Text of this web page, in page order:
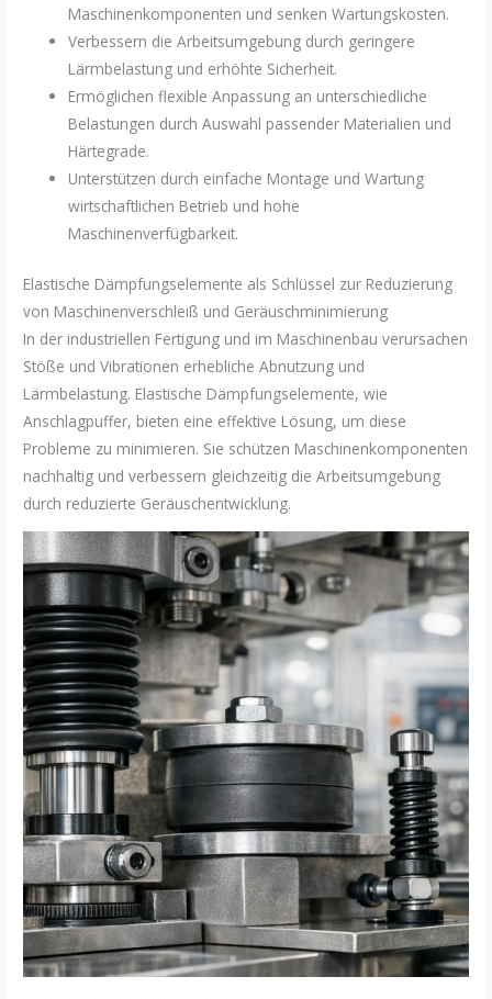
Maschinenkomponenten und senken Wartungskosten.
Verbessern die Arbeitsumgebung durch geringere
Lärmbelastung und erhöhte Sicherheit.
Ermöglichen flexible Anpassung an unterschiedliche
Belastungen durch Auswahl passender Materialien und
Härtegrade.
Unterstützen durch einfache Montage und Wartung
wirtschaftlichen Betrieb und hohe
Maschinenverfügbarkeit.
Elastische Dämpfungselemente als Schlüssel zur Reduzierung
von Maschinenverschleiß und Geräuschminimierung
In der industriellen Fertigung und im Maschinenbau verursachen
Stöße und Vibrationen erhebliche Abnutzung und
Lärmbelastung. Elastische Dämpfungselemente, wie
Anschlagpuffer, bieten eine effektive Lösung, um diese
Probleme zu minimieren. Sie schützen Maschinenkomponenten
nachhaltig und verbessern gleichzeitig die Arbeitsumgebung
durch reduzierte Geräuschentwicklung.